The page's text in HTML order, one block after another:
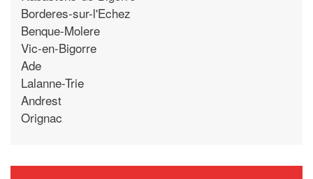
Borderes-sur-l'Echez
Benque-Molere
Vic-en-Bigorre
Ade
Lalanne-Trie
Andrest
Orignac